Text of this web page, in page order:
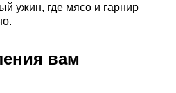
ужин, где мясо и гарнир
вам